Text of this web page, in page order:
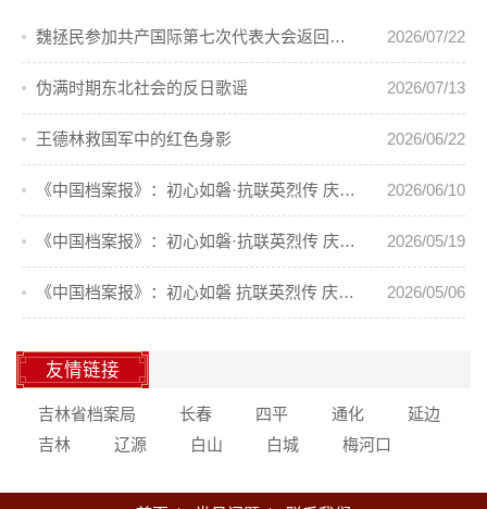
魏拯民参加共产国际第七次代表大会返回东北 2026/07/22
伪满时期东北社会的反日歌谣 2026/07/13
王德林救国军中的红色身影 2026/06/22
《中国档案报》：初心如磐·抗联英烈传 庆祝中国共产党成立105周年⑦ 2026/06/10
《中国档案报》：初心如磐·抗联英烈传 庆祝中国共产党成立105周年⑥ 2026/05/19
《中国档案报》：初心如磐 抗联英烈传 庆祝中国共产党成立105周年⑤ 2026/05/06
友情链接
吉林省档案局 长春 四平 通化
延边
吉林
辽源 白山 白城 梅河口